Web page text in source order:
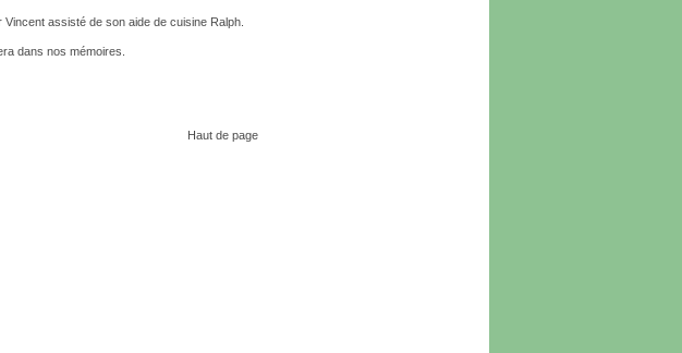
assisté de son aide de cuisine Ralph.
dans nos mémoires.
Haut de page